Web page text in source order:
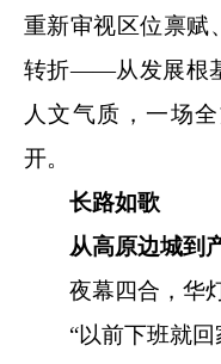
重新审视区位禀赋
转折——从发展根
人文气质，一场
开。
长路如歌
从高原边城到
夜幕四合，华灯
“以前下班就回